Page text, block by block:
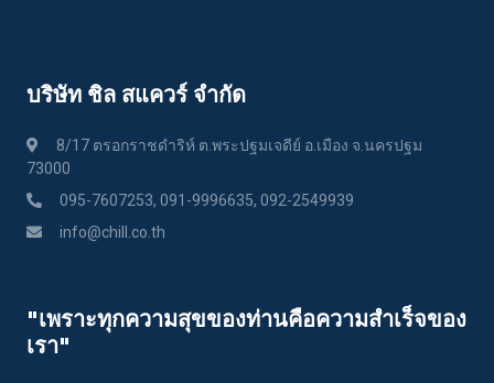
บริษัท ชิล สแควร์ จำกัด
8/17 ตรอกราชดำริห์ ต.พระปฐมเจดีย์ อ.เมือง จ.นครปฐม
73000
095-7607253, 091-9996635, 092-2549939
info@chill.co.th
"เพราะทุกความสุขของท่านคือความสําเร็จของ
เรา"